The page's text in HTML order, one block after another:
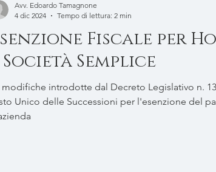
Fiscale per
Società Semplice
modifiche introdotte dal Decreto Legislativo n.
Unico delle Successioni per l'esenzione del passaggio
Avv. Edoardo Tamagnone
4 dic 2024
Tempo di lettura: 2 min